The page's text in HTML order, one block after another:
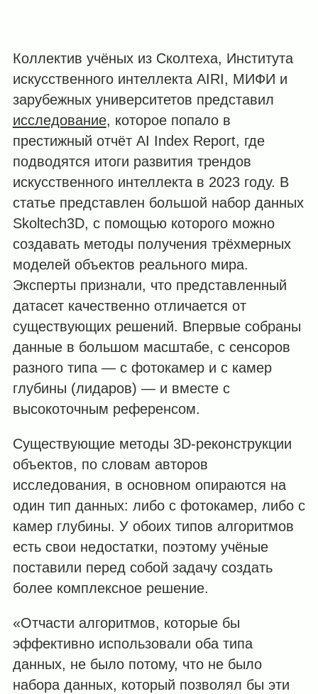
Коллектив учёных из Сколтеха, Института
искусственного интеллекта AIRI, МИФИ и
зарубежных университетов представил
исследование, которое попало в
престижный отчёт AI Index Report, где
подводятся итоги развития трендов
искусственного интеллекта в 2023 году. В
статье представлен большой набор данных
Skoltech3D, с помощью которого можно
создавать методы получения трёхмерных
моделей объектов реального мира.
Эксперты признали, что представленный
датасет качественно отличается от
существующих решений. Впервые собраны
данные в большом масштабе, с сенсоров
разного типа — с фотокамер и с камер
глубины (лидаров) — и вместе с
высокоточным референсом.
Существующие методы 3D-реконструкции
объектов, по словам авторов
исследования, в основном опираются на
один тип данных: либо с фотокамер, либо с
камер глубины. У обоих типов алгоритмов
есть свои недостатки, поэтому учёные
поставили перед собой задачу создать
более комплексное решение.
«Отчасти алгоритмов, которые бы
эффективно использовали оба типа
данных, не было потому, что не было
набора данных, который позволял бы эти